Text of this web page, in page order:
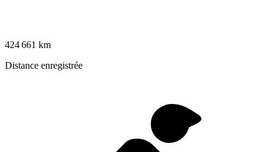
424 661 km
Distance enregistrée